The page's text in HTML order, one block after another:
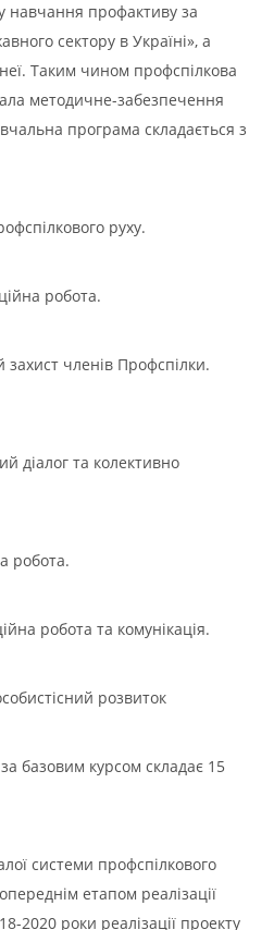
навчання профактиву за
сектору в Україні», а
Таким чином профспілкова
методичне-забезпечення
програма складається з
руху.
робота.
членів Профспілки.
та колективно
робота та комунікація.
розвиток
базовим курсом складає 15
системи профспілкового
етапом реалізації
2020 роки реалізації проекту